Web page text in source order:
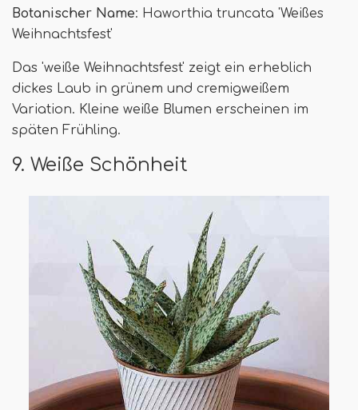
Botanischer Name: Haworthia truncata 'Weißes
Weihnachtsfest'
Das 'weiße Weihnachtsfest' zeigt ein erheblich
dickes Laub in grünem und cremigweißem
Variation. Kleine weiße Blumen erscheinen im
späten Frühling.
9. Weiße Schönheit